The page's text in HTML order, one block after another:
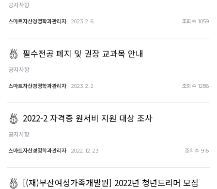
공지사항
스마트자산경영학과관리자 2023. 2. 6 조회수 1059
필수전공 폐지 및 권장 교과목 안내
공지사항
스마트자산경영학과관리자 2023. 2. 2 조회수 1286
2022-2 자격증 원서비 지원 대상 조사
공지사항
스마트자산경영학과관리자 2022. 12. 23 조회수 916
[(재)부산여성가족개발원] 2022년 청년드리머 모집